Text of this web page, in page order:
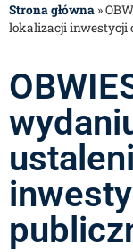
Strona główna »
lokalizacji inwestycji